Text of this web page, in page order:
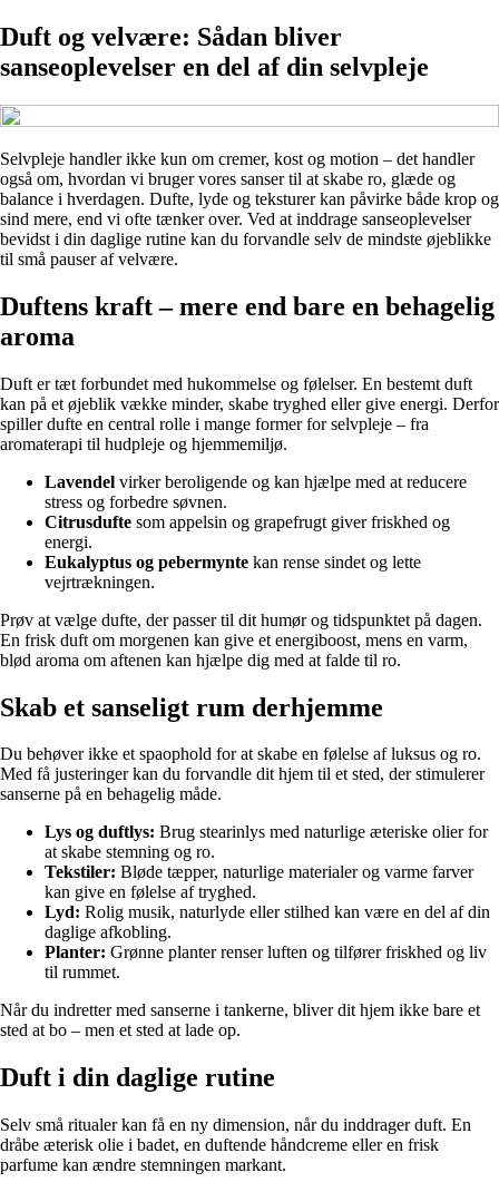
Duft og velvære: Sådan bliver
sanseoplevelser en del af din selvpleje
Selvpleje handler ikke kun om cremer, kost og motion – det handler
også om, hvordan vi bruger vores sanser til at skabe ro, glæde og
balance i hverdagen. Dufte, lyde og teksturer kan påvirke både krop og
sind mere, end vi ofte tænker over. Ved at inddrage sanseoplevelser
bevidst i din daglige rutine kan du forvandle selv de mindste øjeblikke
til små pauser af velvære.
Duftens kraft – mere end bare en behagelig
aroma
Duft er tæt forbundet med hukommelse og følelser. En bestemt duft
kan på et øjeblik vække minder, skabe tryghed eller give energi. Derfor
spiller dufte en central rolle i mange former for selvpleje – fra
aromaterapi til hudpleje og hjemmemiljø.
Lavendel virker beroligende og kan hjælpe med at reducere
stress og forbedre søvnen.
Citrusdufte som appelsin og grapefrugt giver friskhed og
energi.
Eukalyptus og pebermynte kan rense sindet og lette
vejrtrækningen.
Prøv at vælge dufte, der passer til dit humør og tidspunktet på dagen.
En frisk duft om morgenen kan give et energiboost, mens en varm,
blød aroma om aftenen kan hjælpe dig med at falde til ro.
Skab et sanseligt rum derhjemme
Du behøver ikke et spaophold for at skabe en følelse af luksus og ro.
Med få justeringer kan du forvandle dit hjem til et sted, der stimulerer
sanserne på en behagelig måde.
Lys og duftlys: Brug stearinlys med naturlige æteriske olier for
at skabe stemning og ro.
Tekstiler: Bløde tæpper, naturlige materialer og varme farver
kan give en følelse af tryghed.
Lyd: Rolig musik, naturlyde eller stilhed kan være en del af din
daglige afkobling.
Planter: Grønne planter renser luften og tilfører friskhed og liv
til rummet.
Når du indretter med sanserne i tankerne, bliver dit hjem ikke bare et
sted at bo – men et sted at lade op.
Duft i din daglige rutine
Selv små ritualer kan få en ny dimension, når du inddrager duft. En
dråbe æterisk olie i badet, en duftende håndcreme eller en frisk
parfume kan ændre stemningen markant.